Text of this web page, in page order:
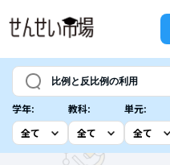
学年: 教科: 単元: